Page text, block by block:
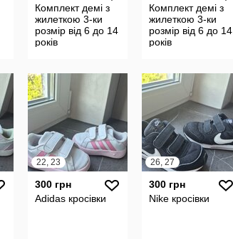
Комплект демі з
жилеткою 3-ки
розмір від 6 до 14
років
Комплект демі з
жилеткою 3-ки
розмір від 6 до 14
років
22, 23
300 грн
Adidas кросівки
26, 27
300 грн
Nike кросівки